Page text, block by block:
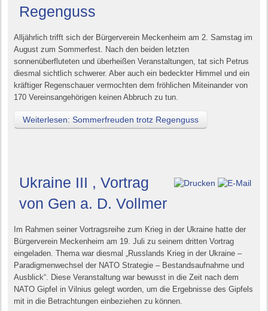
Regenguss
Alljährlich trifft sich der Bürgerverein Meckenheim am 2. Samstag im
August zum Sommerfest. Nach den beiden letzten
sonnenüberfluteten und überheißen Veranstaltungen, tat sich Petrus
diesmal sichtlich schwerer. Aber auch ein bedeckter Himmel und ein
kräftiger Regenschauer vermochten dem fröhlichen Miteinander von
170 Vereinsangehörigen keinen Abbruch zu tun.
Weiterlesen: Sommerfreuden trotz Regenguss
Ukraine III , Vortrag
von Gen a. D. Vollmer
Im Rahmen seiner Vortragsreihe zum Krieg in der Ukraine hatte der
Bürgerverein Meckenheim am 19. Juli zu seinem dritten Vortrag
eingeladen. Thema war diesmal „Russlands Krieg in der Ukraine –
Paradigmenwechsel der NATO Strategie – Bestandsaufnahme und
Ausblick“. Diese Veranstaltung war bewusst in die Zeit nach dem
NATO Gipfel in Vilnius gelegt worden, um die Ergebnisse des Gipfels
mit in die Betrachtungen einbeziehen zu können.